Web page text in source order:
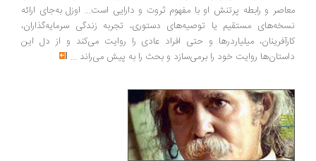
و رابطه پرتنش او با مفهوم ثروت و دارایی است... اوزل به‌جای ارائه
مستقیم یا توصیه‌های دستوری، تجربه زندگی سرمایه‌گذاران،
میلیاردرها و حتی افراد عادی را روایت می‌کند و از دل این
روایت خود را برمی‌سازد و بحث را به پیش می‌راند ...